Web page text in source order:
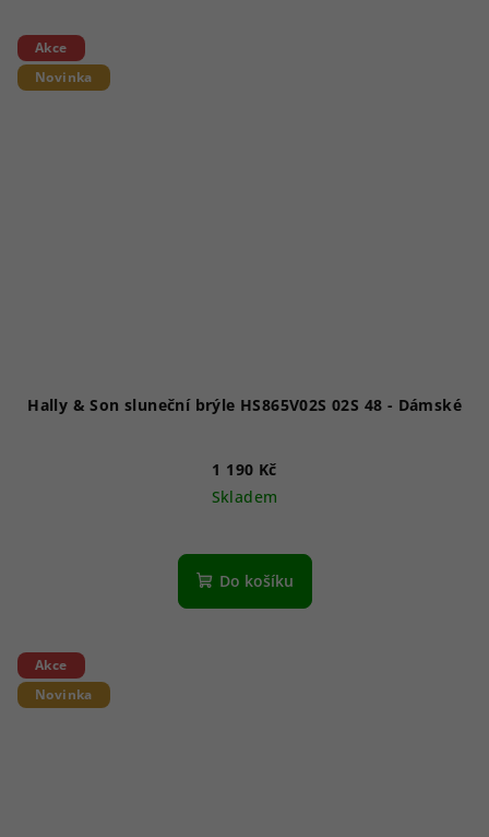
Akce
Novinka
Hally & Son sluneční brýle HS865V02S 02S 48 - Dámské
1 190 Kč
Skladem
Do košíku
Akce
Novinka